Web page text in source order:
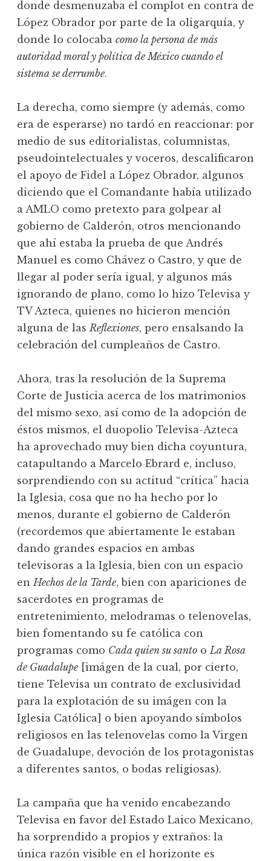
donde desmenuzaba el complot en contra de
López Obrador por parte de la oligarquía, y
donde lo colocaba como la persona de más
autoridad moral y política de México cuando el
sistema se derrumbe.
La derecha, como siempre (y además, como
era de esperarse) no tardó en reaccionar: por
medio de sus editorialistas, columnistas,
pseudointelectuales y voceros, descalificaron
el apoyo de Fidel a López Obrador, algunos
diciendo que el Comandante había utilizado
a AMLO como pretexto para golpear al
gobierno de Calderón, otros mencionando
que ahí estaba la prueba de que Andrés
Manuel es como Chávez o Castro, y que de
llegar al poder sería igual, y algunos más
ignorando de plano, como lo hizo Televisa y
TV Azteca, quienes no hicieron mención
alguna de lasReflexiones, pero ensalsando la
celebración del cumpleaños de Castro.
Ahora, tras la resolución de la Suprema
Corte de Justicia acerca de los matrimonios
del mismo sexo, así como de la adopción de
éstos mismos, el duopolio Televisa-Azteca
ha aprovechado muy bien dicha coyuntura,
catapultando a Marcelo Ebrard e, incluso,
sorprendiendo con su actitud “crítica” hacia
la Iglesia, cosa que no ha hecho por lo
menos, durante el gobierno de Calderón
(recordemos que abiertamente le estaban
dando grandes espacios en ambas
televisoras a la Iglesia, bien con un espacio
enHechos de la Tarde, bien con apariciones de
sacerdotes en programas de
entretenimiento, melodramas o telenovelas,
bien fomentando su fe católica con
programas como Cada quien su santo oLa Rosa
de Guadalupe [imágen de la cual, por cierto,
tiene Televisa un contrato de exclusividad
para la explotación de su imágen con la
Iglesia Católica] o bien apoyando símbolos
religiosos en las telenovelas como la Virgen
de Guadalupe, devoción de los protagonistas
a diferentes santos, o bodas religiosas).
La campaña que ha venido encabezando
Televisa en favor del Estado Laico Mexicano,
ha sorprendido a propios y extraños: la
única razón visible en el horizonte es